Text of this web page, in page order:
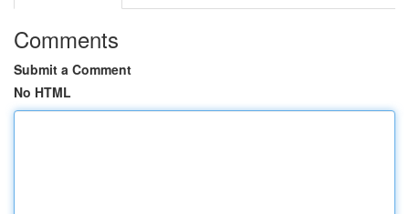
Comments
Submit a Comment
No HTML